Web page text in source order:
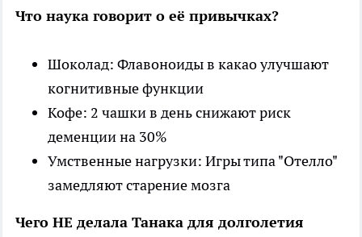
Что наука говорит о её привычках?
Шоколад: Флавоноиды в какао улучшают
когнитивные функции
Кофе: 2 чашки в день снижают риск
деменции на 30%
Умственные нагрузки: Игры типа "Отелло"
замедляют старение мозга
Чего НЕ делала Танака для долголетия